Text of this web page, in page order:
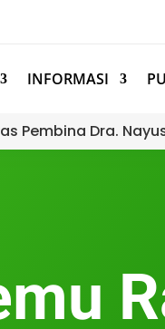
INFORMASI
Pembina Dra.